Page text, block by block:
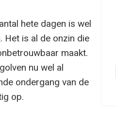
hete dagen is wel
Het is al de onzin die
maakt.
nu wel al
ondergang van de
op.